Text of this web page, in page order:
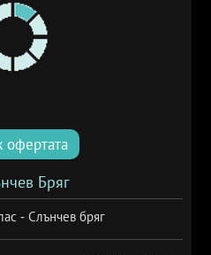
офертата
Бряг
- Слънчев бряг